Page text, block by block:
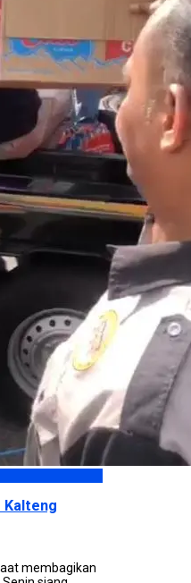
Kalteng
membagikan